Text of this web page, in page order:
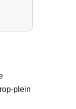
plein